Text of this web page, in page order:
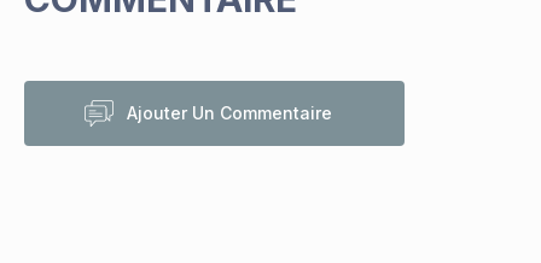
Ajouter Un Commentaire